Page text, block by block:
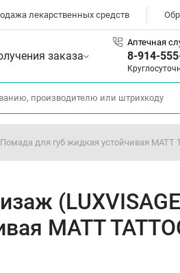
лекарственных средств
заказа
Аптечная
8-914-
для губ жидкая устойчивая MATT
MATT